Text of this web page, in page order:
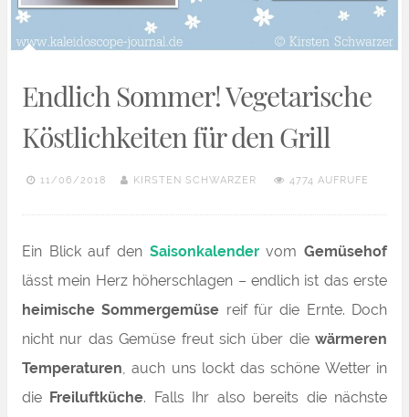
Endlich Sommer! Vegetarische
Köstlichkeiten für den Grill
11/06/2018 KIRSTEN SCHWARZER 4774 AUFRUFE
Ein Blick auf den SaisonkalendervomGemüsehof
lässt mein Herz höherschlagen – endlich ist das erste
heimische Sommergemüse reif für die Ernte. Doch
nicht nur das Gemüse freut sich über die wärmeren
Temperaturen, auch uns lockt das schöne Wetter in
die Freiluftküche. Falls Ihr also bereits die nächste